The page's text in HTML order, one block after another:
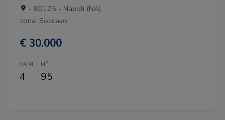
- 80125 - Napoli (NA)
zona: Soccavo
€ 30.000
VANI
4
M 2
95